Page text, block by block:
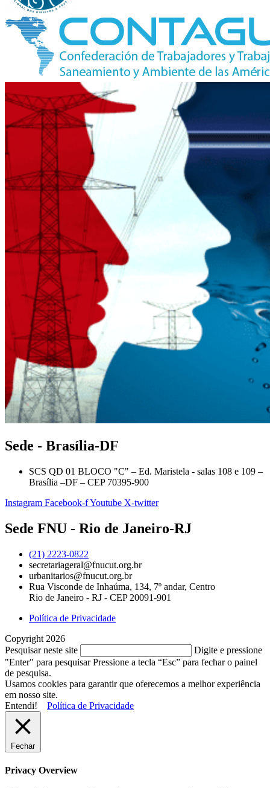
Sede - Brasília-DF
SCS QD 01 BLOCO "C" – Ed. Maristela - salas 108 e 109 –
Brasília –DF – CEP 70395-900
Instagram Facebook-fYoutube X-twitter
Sede FNU - Rio de Janeiro-RJ
(21) 2223-0822
secretariageral@fnucut.org.br
urbanitarios@fnucut.org.br
Rua Visconde de Inhaúma, 134, 7º andar, Centro
Rio de Janeiro - RJ - CEP 20091-901
Política de Privacidade
Copyright 2026
Pesquisar neste site
Digite e pressione
"Enter" para pesquisarPressione a tecla “Esc” para fechar o painel
de pesquisa.
Usamos cookies para garantir que oferecemos a melhor experiência
em nosso site.
Entendi!
Política de Privacidade
Fechar
Privacy Overview